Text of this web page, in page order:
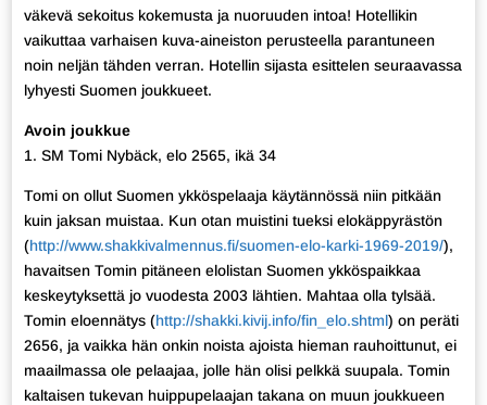
väkevä sekoitus kokemusta ja nuoruuden intoa! Hotellikin
vaikuttaa varhaisen kuva-aineiston perusteella parantuneen
noin neljän tähden verran. Hotellin sijasta esittelen seuraavassa
lyhyesti Suomen joukkueet.
Avoin joukkue
1. SM Tomi Nybäck, elo 2565, ikä 34
Tomi on ollut Suomen ykköspelaaja käytännössä niin pitkään
kuin jaksan muistaa. Kun otan muistini tueksi elokäppyrästön
(http://www.shakkivalmennus.fi/suomen-elo-karki-1969-2019/),
havaitsen Tomin pitäneen elolistan Suomen ykköspaikkaa
keskeytyksettä jo vuodesta 2003 lähtien. Mahtaa olla tylsää.
Tomin eloennätys (http://shakki.kivij.info/fin_elo.shtml) on peräti
2656, ja vaikka hän onkin noista ajoista hieman rauhoittunut, ei
maailmassa ole pelaajaa, jolle hän olisi pelkkä suupala. Tomin
kaltaisen tukevan huippupelaajan takana on muun joukkueen